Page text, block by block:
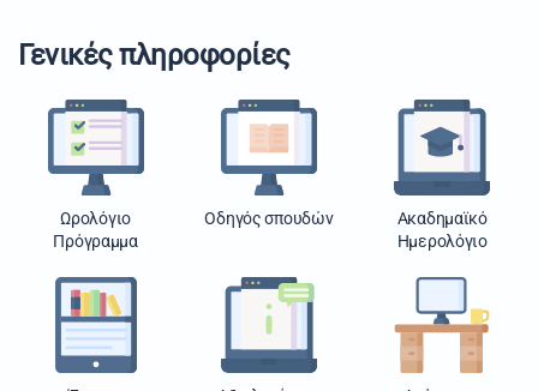
Γενικές πληροφορίες
Ωρολόγιο
Πρόγραμμα
Οδηγός σπουδών
Ακαδημαϊκό
Ημερολόγιο